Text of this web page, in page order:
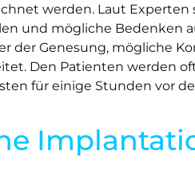
werden. Laut Experten
und mögliche Bedenken
der Genesung, mögliche
Den Patienten werden
für einige Stunden vor